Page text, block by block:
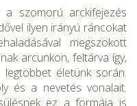
a szomorú arckifejezés
ilyen irányú ráncokat
megszokott
arcunkon, feltárva így,
életünk során.
és a nevetés vo­nalait.
ez a formája is